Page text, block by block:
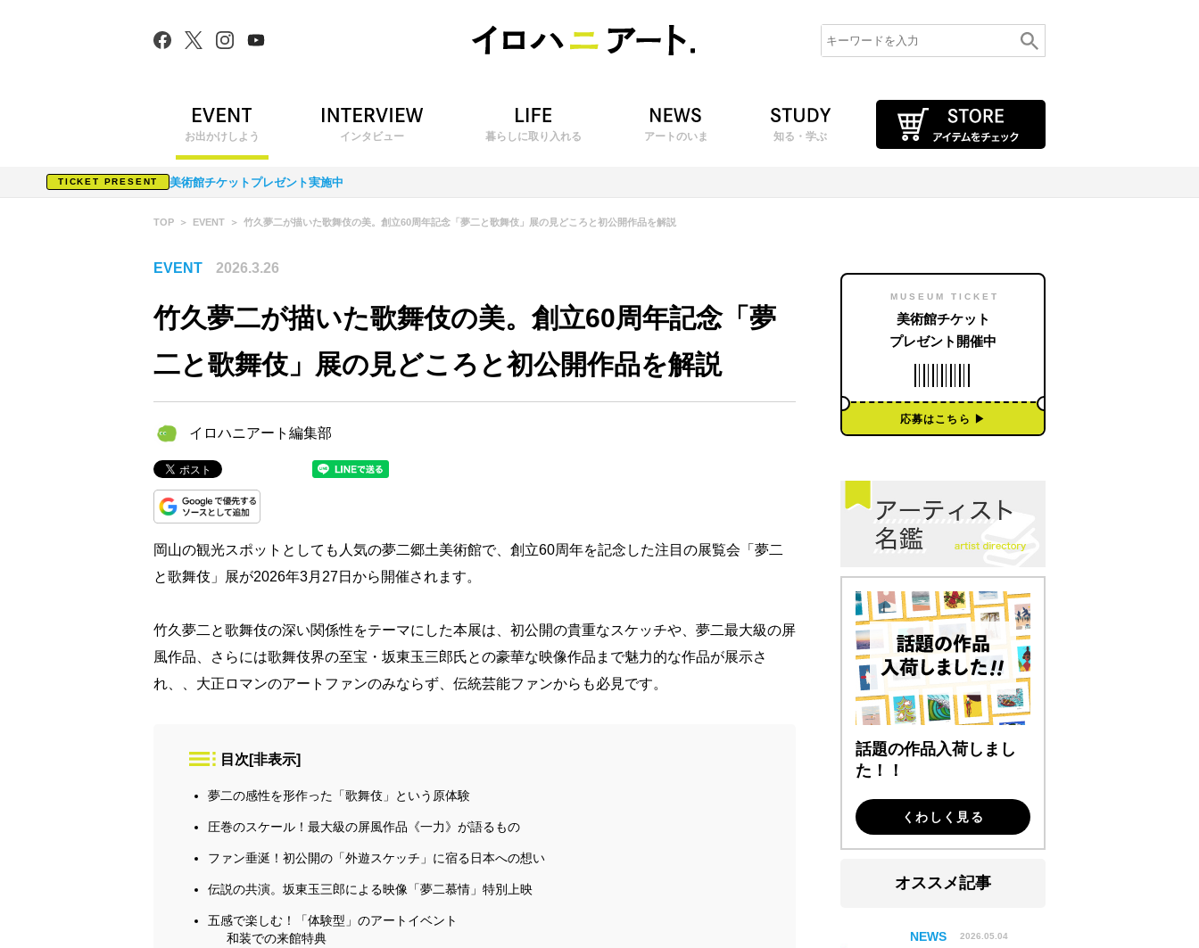
お出かけしよう インタビュー 暮らしに取り入れる アートのいま 知る・学ぶ
TICKET PRESENT 美術館チケットプレゼント実施中
TOP EVENT 竹久夢二が描いた歌舞伎の美。創立60周年記念「夢二と歌舞伎」展の見どころと初公開作品を解説
EVENT 2026.3.26
竹久夢二が描いた歌舞伎の美。創立60周年記念「夢
二と歌舞伎」展の見どころと初公開作品を解説
イロハニアート編集部
岡山の観光スポットとしても人気の夢二郷土美術館で、創立60周年を記念した注目の展覧会「夢二
と歌舞伎」展が2026年3月27日から開催されます。
竹久夢二と歌舞伎の深い関係性をテーマにした本展は、初公開の貴重なスケッチや、夢二最大級の屏
風作品、さらには歌舞伎界の至宝・坂東玉三郎氏との豪華な映像作品まで魅力的な作品が展示さ
れ、、大正ロマンのアートファンのみならず、伝統芸能ファンからも必見です。
目次 [非表示]
夢二の感性を形作った「歌舞伎」という原体験
圧巻のスケール！最大級の屏風作品《一力》が語るもの
ファン垂涎！初公開の「外遊スケッチ」に宿る日本への想い
伝説の共演。坂東玉三郎による映像「夢二慕情」特別上映
五感で楽しむ！「体験型」のアートイベント
和装での来館特典
MUSEUM TICKET
美術館チケット
プレゼント開催中
応募はこちら ▶︎
話題の作品入荷しまし
た！！
くわしく見る
オススメ記事
NEWS 2026.05.04